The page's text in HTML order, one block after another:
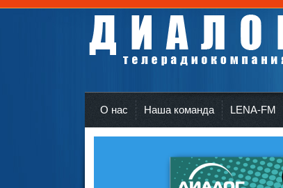
О нас Наша команда LENA-FM